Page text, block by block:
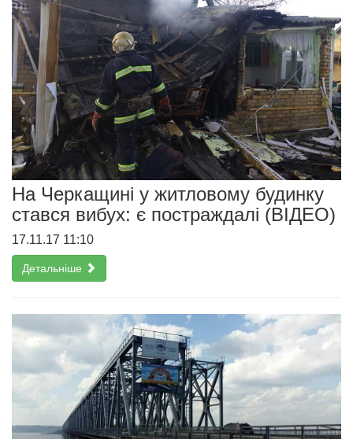
На Черкащині у житловому будинку
стався вибух: є постраждалі (ВІДЕО)
17.11.17 11:10
Детальніше